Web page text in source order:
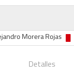
Morera Rojas
Detalles